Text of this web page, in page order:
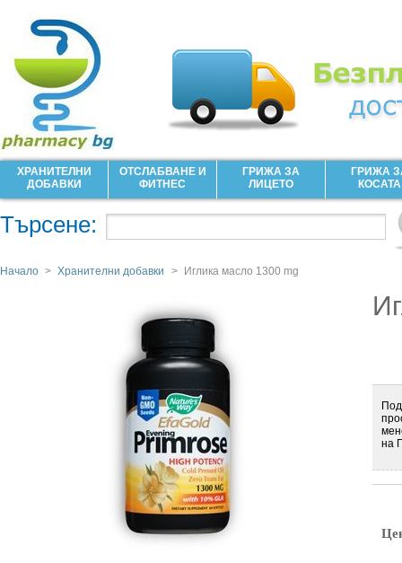
ХРАНИТЕЛНИ
ДОБАВКИ
ОТСЛАБВАНЕ И
ФИТНЕС
ГРИЖА ЗА
ЛИЦЕТО
ГРИЖА
КОСАТА
Търсене:
Начало > Хранителни добавки > Иглика масло 1300 mg
на